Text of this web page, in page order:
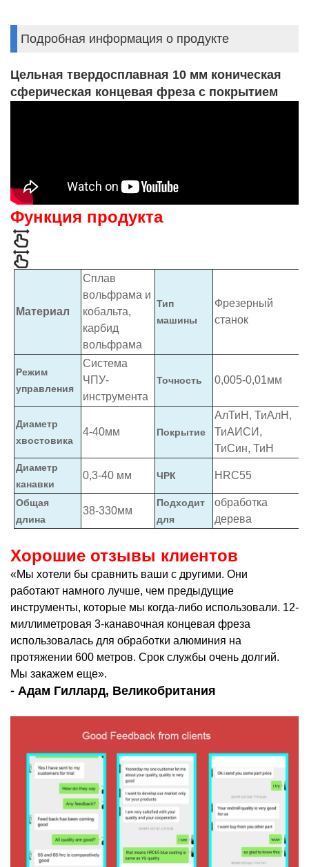
Подробная информация о продукте
Цельная твердосплавная 10 мм коническая
сферическая концевая фреза с покрытием
Функция продукта
Материал
Сплав
вольфрама и
кобальта,
карбид
вольфрама
Тип
машины
Фрезерный
станок
Режим
управления
Система
ЧПУ-
инструмента
Точность 0,005-0,01мм
Диаметр
хвостовика
4-40мм Покрытие
АлТиН, ТиАлН,
ТиАИСИ,
ТиСин, ТиН
Диаметр
канавки
0,3-40 мм ЧРК HRC55
Общая
длина
38-330мм
Подходит
для
обработка
дерева
Хорошие отзывы клиентов
«Мы хотели бы сравнить ваши с другими. Они
работают намного лучше, чем предыдущие
инструменты, которые мы когда-либо использовали. 12-
миллиметровая 3-канавочная концевая фреза
использовалась для обработки алюминия на
протяжении 600 метров. Срок службы очень долгий.
Мы закажем еще».
- Адам Гиллард, Великобритания